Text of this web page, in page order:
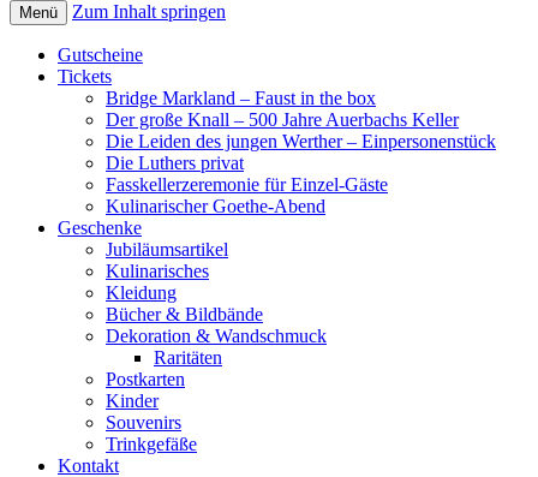
Menü Zum Inhalt springen
Gutscheine
Tickets
Bridge Markland – Faust in the box
Der große Knall – 500 Jahre Auerbachs Keller
Die Leiden des jungen Werther – Einpersonenstück
Die Luthers privat
Fasskellerzeremonie für Einzel-Gäste
Kulinarischer Goethe-Abend
Geschenke
Jubiläumsartikel
Kulinarisches
Kleidung
Bücher & Bildbände
Dekoration & Wandschmuck
Raritäten
Postkarten
Kinder
Souvenirs
Trinkgefäße
Kontakt